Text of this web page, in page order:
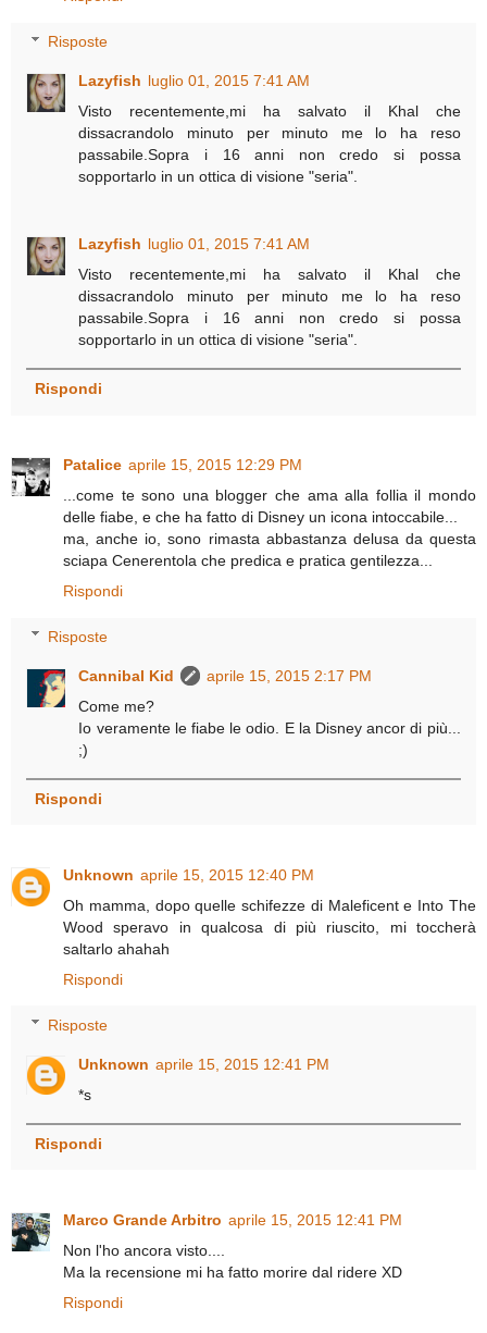
Risposte
Lazyfish luglio 01, 2015 7:41 AM
Visto recentemente,mi ha salvato il Khal che
dissacrandolo minuto per minuto me lo ha reso
passabile.Sopra i 16 anni non credo si possa
sopportarlo in un ottica di visione "seria".
Lazyfish luglio 01, 2015 7:41 AM
Visto recentemente,mi ha salvato il Khal che
dissacrandolo minuto per minuto me lo ha reso
passabile.Sopra i 16 anni non credo si possa
sopportarlo in un ottica di visione "seria".
Rispondi
Patalice aprile 15, 2015 12:29 PM
...come te sono una blogger che ama alla follia il mondo
delle fiabe, e che ha fatto di Disney un icona intoccabile...
ma, anche io, sono rimasta abbastanza delusa da questa
sciapa Cenerentola che predica e pratica gentilezza...
Rispondi
Risposte
Cannibal Kid
aprile 15, 2015 2:17 PM
Come me?
Io veramente le fiabe le odio. E la Disney ancor di più...
;)
Rispondi
Unknown aprile 15, 2015 12:40 PM
Oh mamma, dopo quelle schifezze di Maleficent e Into The
Wood speravo in qualcosa di più riuscito, mi toccherà
saltarlo ahahah
Rispondi
Risposte
Unknown aprile 15, 2015 12:41 PM
*s
Rispondi
Marco Grande Arbitro aprile 15, 2015 12:41 PM
Non l'ho ancora visto....
Ma la recensione mi ha fatto morire dal ridere XD
Rispondi